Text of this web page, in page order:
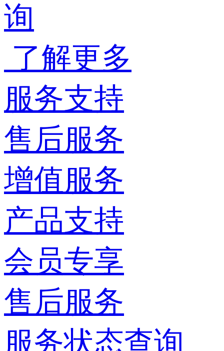
询
了解更多
服务支持
售后服务
增值服务
产品支持
会员专享
售后服务
服务状态查询